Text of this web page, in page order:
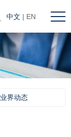
中文 | EN
业界动态